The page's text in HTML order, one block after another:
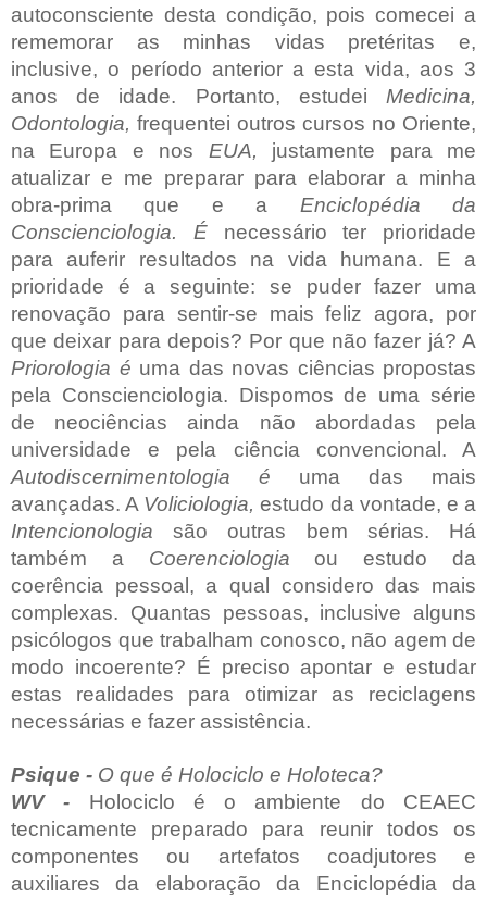
autoconsciente desta condição, pois comecei a
rememorar as minhas vidas pretéritas e,
inclusive, o período anterior a esta vida, aos 3
anos de idade. Portanto, estudei Medicina,
Odontologia, frequentei outros cursos no Oriente,
na Europa e nos EUA, justamente para me
atualizar e me preparar para elaborar a minha
obra-prima que e a Enciclopédia da
Conscienciologia. Énecessário ter prioridade
para auferir resultados na vida humana. E a
prioridade é a seguinte: se puder fazer uma
renovação para sentir-se mais feliz agora, por
que deixar para depois? Por que não fazer já? A
Priorologia é uma das novas ciências propostas
pela Conscienciologia. Dispomos de uma série
de neociências ainda não abordadas pela
universidade e pela ciência convencional. A
Autodiscernimentologia é uma das mais
avançadas. A Voliciologia,estudo da vontade, e a
Intencionologiasão outras bem sérias. Há
também a Coerenciologiaou estudo da
coerência pessoal, a qual considero das mais
complexas. Quantas pessoas, inclusive alguns
psicólogos que trabalham conosco, não agem de
modo incoerente? É preciso apontar e estudar
estas realidades para otimizar as reciclagens
necessárias e fazer assistência.
Psique - O que é Holociclo e Holoteca?
WV - Holociclo é o ambiente do CEAEC
tecnicamente preparado para reunir todos os
componentes ou artefatos coadjutores e
auxiliares da elaboração da Enciclopédia da